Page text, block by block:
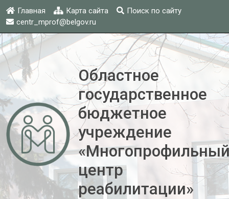
Главная Карта сайта
Поиск по сайту
centr_mprof@belgov.ru
Областное
государственное
бюджетное
учреждение
центр
реабилитации»